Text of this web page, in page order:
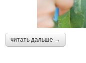
читать дальше →